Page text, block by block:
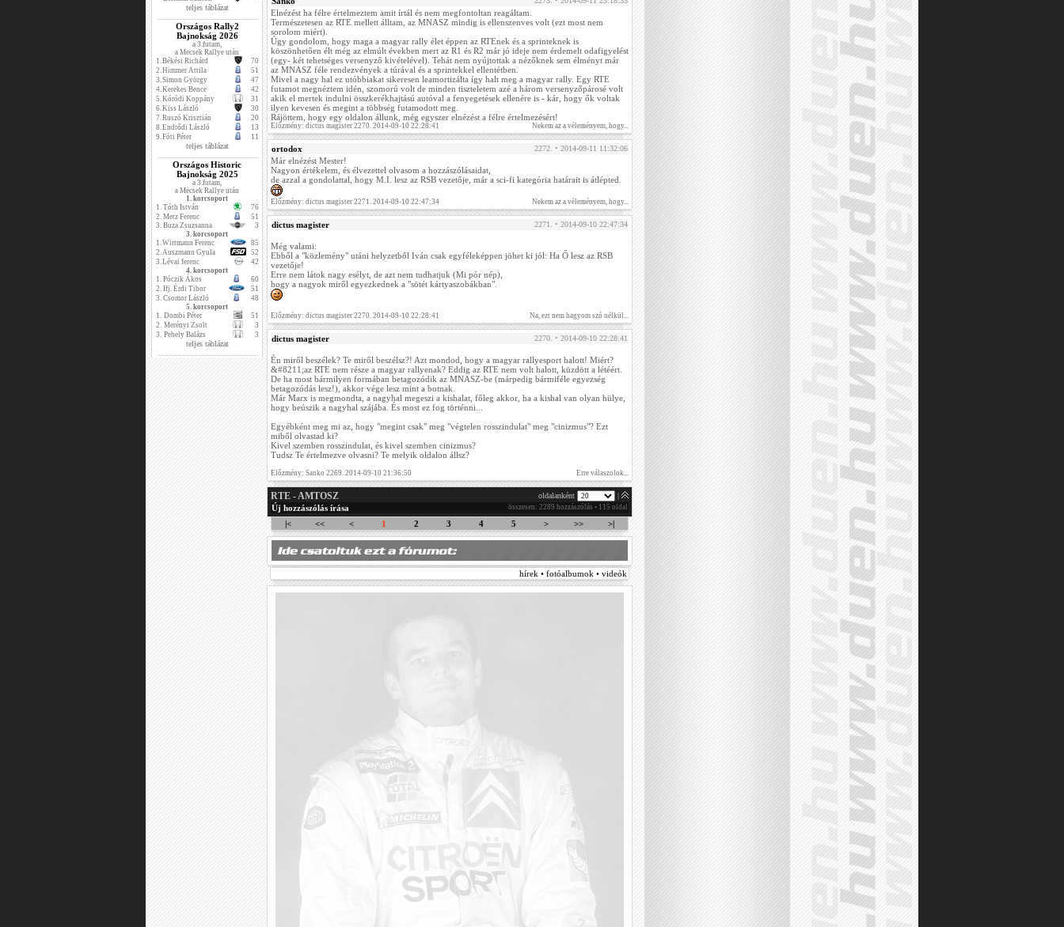
teljes táblázat
Országos Rally2
Bajnokság 2026
a 3.futam,
a Mecsek Rallye után
1.Békési Richárd
70
2.Himmer Attila
51
3.Simon György
47
4.Kerekes Bence
42
5.Kóródi Koppány
31
6.Kiss László
30
7.Ruszó Krisztián
20
8.Endrődi László
13
9.Fóti Péter 11
teljes táblázat
Országos Historic
Bajnokság 2025
a 3.futam,
a Mecsek Rallye után
1. korcsoport
1. Tóth István
76
2. Metz Ferenc
51
3. Buza Zsuzsanna
3
3. korcsoport
1.Wirtmann Ferenc
85
2.Auszmann Gyula
52
3.Lévai ferenc
42
4. korcsoport
1. Póczik Ákos
60
2. Ifj. Érdi Tibor
51
3. Csomor László
48
5. korcsoport
1. Dombi Péter
51
2. Merényi Zsolt
3
3. Pehely Balázs 3
teljes táblázat
Elnézést ha félre értelmeztem amit írtál és nem megfontoltan reagáltam.
Természetesen az RTE mellett álltam, az MNASZ mindig is ellenszenves volt (ezt most nem
sorolom miért).
Úgy gondolom, hogy maga a magyar rally élet éppen az RTEnek és a sprinteknek is
köszönhetően élt még az elmúlt években mert az R1 és R2 már jó ideje nem érdemelt odafigyelést
(egy- két tehetséges versenyző kivételével). Tehát nem nyújtottak a nézőknek sem élményt már
az MNASZ féle rendezvények a túrával és a sprintekkel ellentétben.
Mivel a nagy hal ez utóbbiakat sikeresen leamortizálta így halt meg a magyar rally. Egy RTE
futamot megnéztem idén, szomorú volt de minden tiszteletem azé a három versenyzőpárosé volt
akik el mertek indulni összkerékhajtású autóval a fenyegetések ellenére is - kár, hogy ők voltak
ilyen kevesen és megint a többség futamodott meg.
Rájöttem, hogy egy oldalon állunk, még egyszer elnézést a félre értelmezésért!
Előzmény: dictus magister 2270. 2014-09-10 22:28:41 Nekem az a véleményem, hogy...
ortodox 2272. • 2014-09-11 11:32:06
Már elnézést Mester!
Nagyon értékelem, és élvezettel olvasom a hozzászólásaidat,
de azzal a gondolattal, hogy M.I. lesz az RSB vezetője, már a sci-fi kategória határait is átlépted.
Előzmény: dictus magister 2271. 2014-09-10 22:47:34 Nekem az a véleményem, hogy...
dictus magister 2271. • 2014-09-10 22:47:34
Még valami:
Ebből a "közlemény" utáni helyzetből Iván csak egyféleképpen jöhet ki jól: Ha Ő lesz az RSB
vezetője!
Erre nem látok nagy esélyt, de azt nem tudhatjuk (Mi pór nép),
hogy a nagyok miről egyezkednek a "sötét kártyaszobákban".
Előzmény: dictus magister 2270. 2014-09-10 22:28:41 Na, ezt nem hagyom szó nélkül...
dictus magister 2270. • 2014-09-10 22:28:41
Én miről beszélek? Te miről beszélsz?! Azt mondod, hogy a magyar rallyesport halott! Miért?
&#8211;az RTE nem része a magyar rallyenak? Eddig az RTE nem volt halott, küzdött a létéért.
De ha most bármilyen formában betagozódik az MNASZ-be (márpedig bármiféle egyezség
betagozódás lesz!), akkor vége lesz mint a botnak.
Már Marx is megmondta, a nagyhal megeszi a kishalat, főleg akkor, ha a kishal van olyan hülye,
hogy beúszik a nagyhal szájába. És most ez fog történni...
Egyébként meg mi az, hogy "megint csak" meg "végtelen rosszindulat" meg "cinizmus"? Ezt
miből olvastad ki?
Kivel szemben rosszindulat, és kivel szemben cinizmus?
Tudsz Te értelmezve olvasni? Te melyik oldalon állsz?
Előzmény: Sanko 2269. 2014-09-10 21:36:50 Erre válaszolok...
RTE - AMTOSZ oldalanként
Új hozzászólás írása összesen: 2289 hozzászólás • 115 oldal
|< << < 1 2 3 4 5 > >> >|
hírek • fotóalbumok • videók